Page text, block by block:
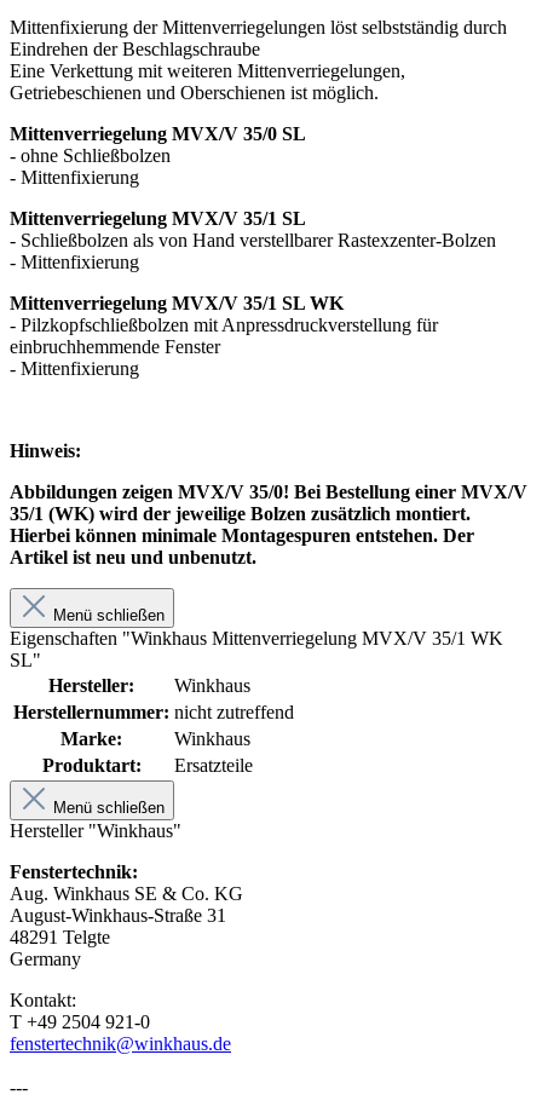
Mittenfixierung der Mittenverriegelungen löst selbstständig durch
Eindrehen der Beschlagschraube
Eine Verkettung mit weiteren Mittenverriegelungen,
Getriebeschienen und Oberschienen ist möglich.
Mittenverriegelung MVX/V 35/0 SL
- ohne Schließbolzen
- Mittenfixierung
Mittenverriegelung MVX/V 35/1 SL
- Schließbolzen als von Hand verstellbarer Rastexzenter-Bolzen
- Mittenfixierung
Mittenverriegelung MVX/V 35/1 SL WK
- Pilzkopfschließbolzen mit Anpressdruckverstellung für
einbruchhemmende Fenster
- Mittenfixierung
Hinweis:
Abbildungen zeigen MVX/V 35/0! Bei Bestellung einer MVX/V
35/1 (WK) wird der jeweilige Bolzen zusätzlich montiert.
Hierbei können minimale Montagespuren entstehen. Der
Artikel ist neu und unbenutzt.
Menü schließen
Eigenschaften "Winkhaus Mittenverriegelung MVX/V 35/1 WK
SL"
Hersteller:
Winkhaus
Herstellernummer: nicht zutreffend
Marke:
Winkhaus
Produktart:
Ersatzteile
Menü schließen
Hersteller "Winkhaus"
Fenstertechnik:
Aug. Winkhaus SE & Co. KG
August-Winkhaus-Straße 31
48291 Telgte
Germany
Kontakt:
T +49 2504 921-0
fenstertechnik@winkhaus.de
---